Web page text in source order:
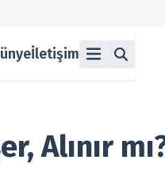
Menü
İletişim
Alınır